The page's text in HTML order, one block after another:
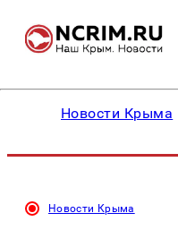
Новости Крыма
Новости Крыма